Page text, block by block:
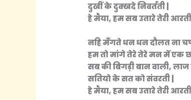
दुखीं के दुक्खदे निवर्तती |
हे मैया, हम सब उतारे तेरी
नहि मँगते धन धन दौलत ना
हम तो मांगे तेरे तेरे मन में एक
सब की बिगड़ी बान वाली, लाज
सतियो के सत को संवरती |
हे मैया, हम सब उतारे तेरी